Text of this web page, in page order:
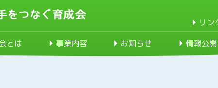
リン
とは 事業内容 お知らせ 情報公開